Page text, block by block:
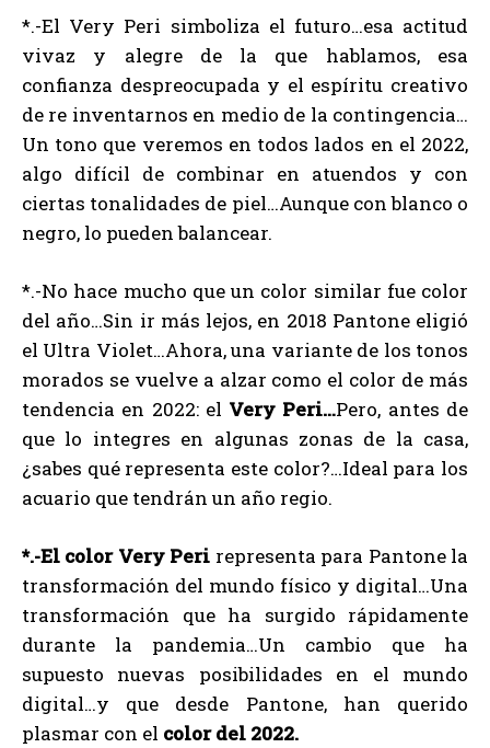
*.-El Very Peri simboliza el futuro…esa actitud
vivaz y alegre de la que hablamos, esa
confianza despreocupada y el espíritu creativo
de re inventarnos en medio de la contingencia…
Un tono que veremos en todos lados en el 2022,
algo difícil de combinar en atuendos y con
ciertas tonalidades de piel…Aunque con blanco o
negro, lo pueden balancear.
*.-No hace mucho que un color similar fue color
del año…Sin ir más lejos, en 2018 Pantone eligió
el Ultra Violet…Ahora, una variante de los tonos
morados se vuelve a alzar como el color de más
tendencia en 2022: el Very Peri…Pero, antes de
que lo integres en algunas zonas de la casa,
¿sabes qué representa este color?…Ideal para los
acuario que tendrán un año regio.
*.-El color Very Peri representa para Pantone la
transformación del mundo físico y digital…Una
transformación que ha surgido rápidamente
durante la pandemia…Un cambio que ha
supuesto nuevas posibilidades en el mundo
digital…y que desde Pantone, han querido
plasmar con el color del 2022.